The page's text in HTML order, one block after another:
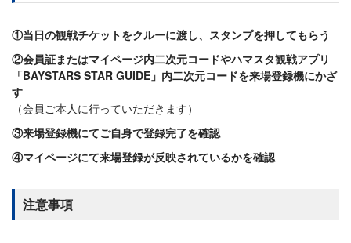
①当日の観戦チケットをクルーに渡し、スタンプを押してもらう
②会員証またはマイページ内二次元コードやハマスタ観戦アプリ
「BAYSTARS STAR GUIDE」内二次元コードを来場登録機にかざ
す
（会員ご本人に行っていただきます）
③来場登録機にてご自身で登録完了を確認
④マイページにて来場登録が反映されているかを確認
注意事項